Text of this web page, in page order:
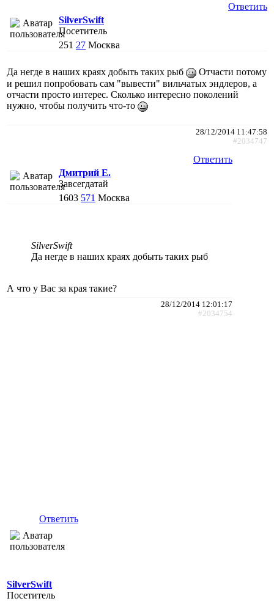
Ответить
SilverSwift
Посетитель
251 27 Москва
Да негде в наших краях добыть таких рыб
Отчасти потому
и решил попробовать сам "вывести" вильчатых эндлеров, а
отчасти просто интерес. Сколько интересно поколений
нужно, чтобы получить что-то
28/12/2014 11:47:58
#2034747
Ответить
Дмитрий Е.
Завсегдатай
1603 571 Москва
SilverSwift
Да негде в наших краях добыть таких рыб
А что у Вас за края такие?
28/12/2014 12:01:17
#2034754
Ответить
SilverSwift
Посетитель